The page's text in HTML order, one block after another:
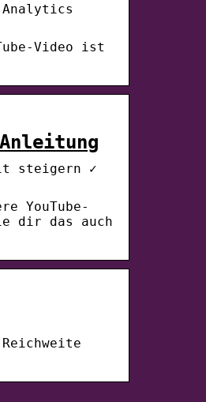
Video ist
steigern ✓
YouTube-
dir das auch